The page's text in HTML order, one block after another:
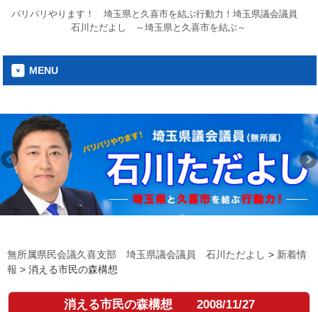
バリバリやります！ 埼玉県と久喜市を結ぶ行動力！埼玉県議会議員
石川ただよし ～埼玉県と久喜市を結ぶ～
MENU
無所属県民会議久喜支部 埼玉県議会議員 石川ただよし > 新着情
報 > 消える市民の森構想
消える市民の森構想 2008/11/27